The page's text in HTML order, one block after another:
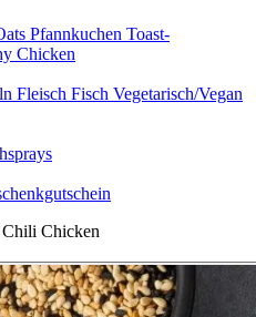
Pfannkuchen Toast-
Chicken
Fleisch Fisch Vegetarisch/Vegan
Chicken